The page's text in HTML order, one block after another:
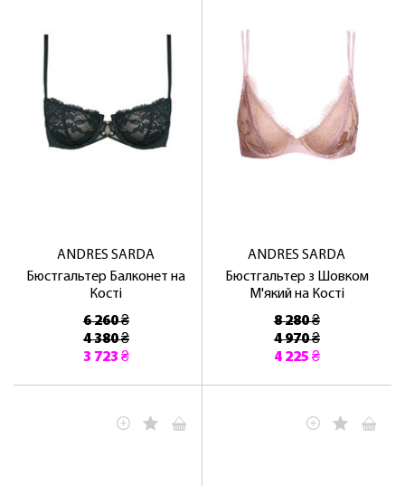
ANDRES SARDA
Бюстгальтер Балконет на
Кості
6 260 ₴
4 380 ₴
3 723 ₴
ANDRES SARDA
Бюстгальтер з Шовком
М'який на Кості
8 280 ₴
4 970 ₴
4 225 ₴